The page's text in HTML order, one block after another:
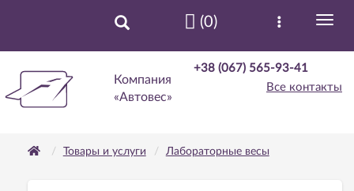
Компания
«Автовес»
+38 (067) 565-93-41
Все контакты
(0)
Товары и услуги Лабораторные весы